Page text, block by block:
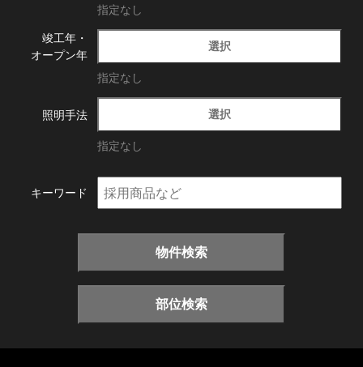
指定なし
竣工年・
オープン年
選択
指定なし
照明手法 選択
指定なし
キーワード
物件検索
部位検索